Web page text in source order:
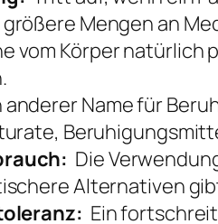
Mengen an
vom Körper
anderer Name für
Die
Alternativen
Ein